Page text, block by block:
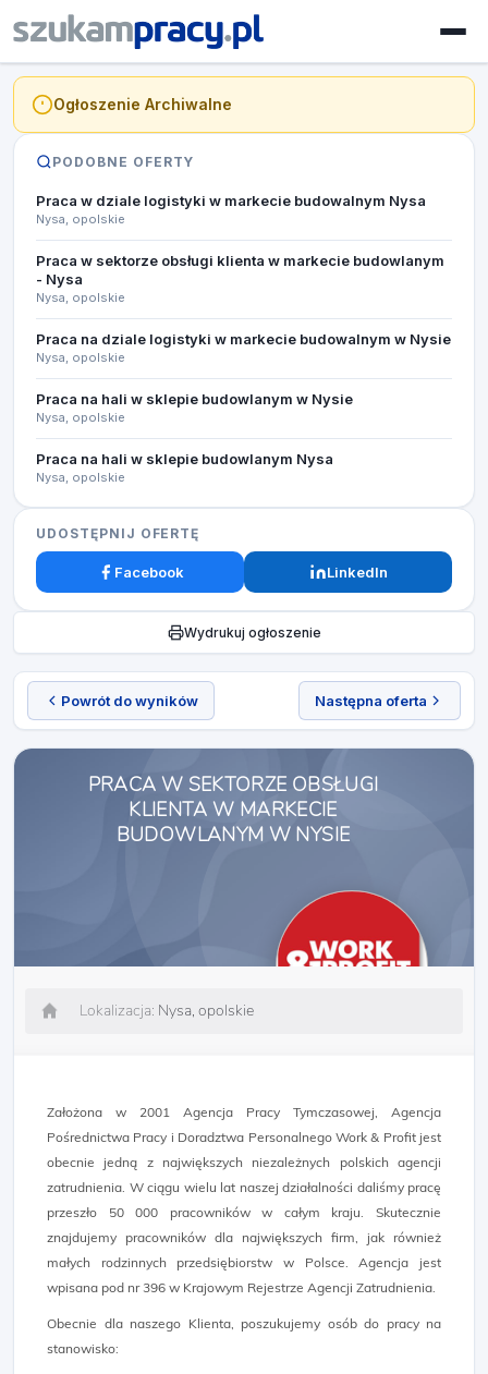
Powrót do wyników Następna oferta
PRACA W SEKTORZE OBSŁUGI
KLIENTA W MARKECIE
BUDOWLANYM W NYSIE
Lokalizacja: Nysa, opolskie
Założona w 2001 Agencja Pracy Tymczasowej, Agencja
Pośrednictwa Pracy i Doradztwa Personalnego Work & Profit jest
obecnie jedną z największych niezależnych polskich agencji
zatrudnienia. W ciągu wielu lat naszej działalności daliśmy pracę
przeszło 50 000 pracowników w całym kraju. Skutecznie
znajdujemy pracowników dla największych firm, jak również
małych rodzinnych przedsiębiorstw w Polsce. Agencja jest
wpisana pod nr 396 w Krajowym Rejestrze Agencji Zatrudnienia.
Obecnie dla naszego Klienta, poszukujemy osób do pracy na
stanowisko:
Ogłoszenie Archiwalne
PODOBNE OFERTY
Praca w dziale logistyki w markecie budowalnym Nysa
Nysa, opolskie
Praca w sektorze obsługi klienta w markecie budowlanym
- Nysa
Nysa, opolskie
Praca na dziale logistyki w markecie budowalnym w Nysie
Nysa, opolskie
Praca na hali w sklepie budowlanym w Nysie
Nysa, opolskie
Praca na hali w sklepie budowlanym Nysa
Nysa, opolskie
UDOSTĘPNIJ OFERTĘ
Facebook LinkedIn
Wydrukuj ogłoszenie